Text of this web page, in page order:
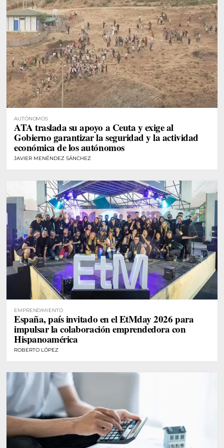
AUTÓNOMOS
ATA traslada su apoyo a Ceuta y exige al
Gobierno garantizar la seguridad y la actividad
económica de los autónomos
JAVIER MENÉNDEZ SÁNCHEZ
EMPRENDIMIENTO
España, país invitado en el EtMday 2026 para
impulsar la colaboración emprendedora con
Hispanoamérica
ROBERTO LÓPEZ